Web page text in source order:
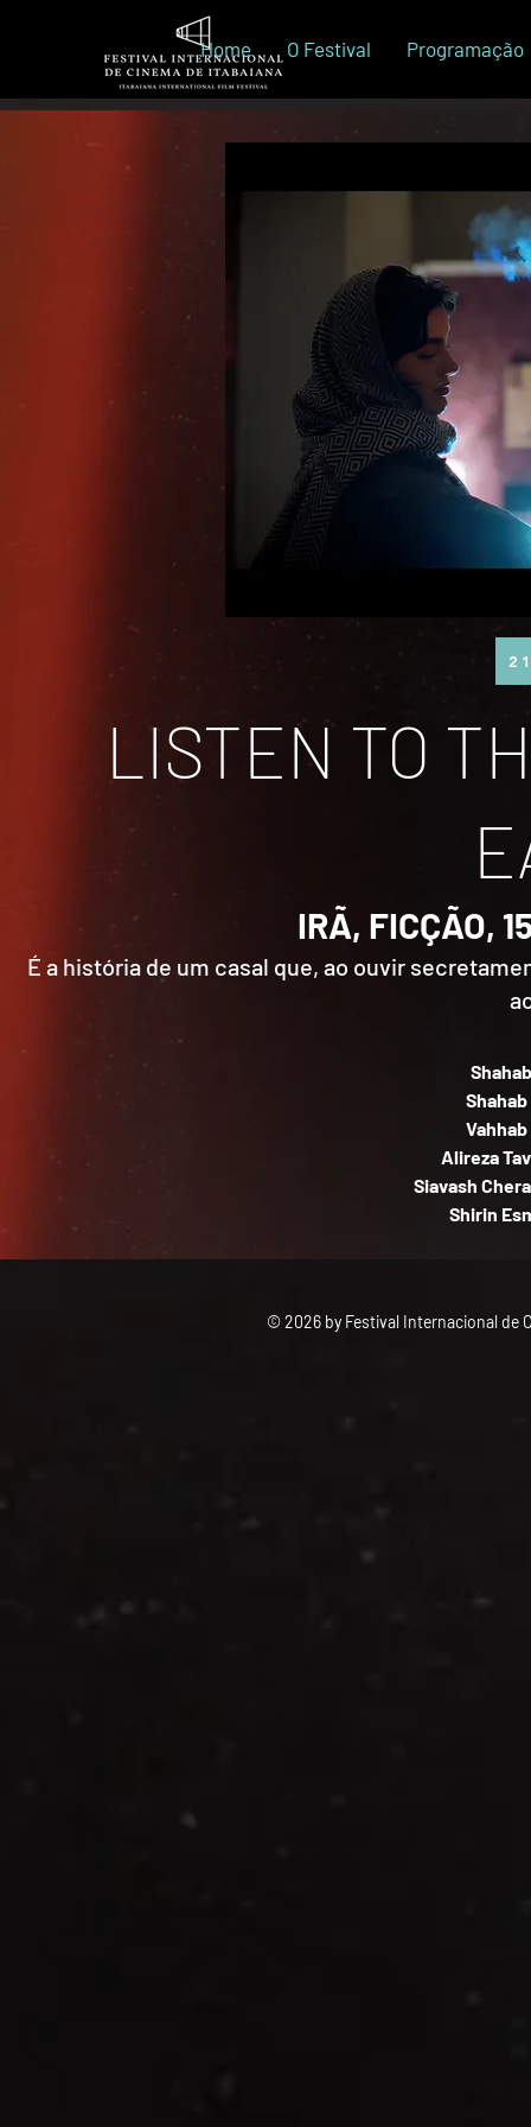
Home O Festival Programação
LISTEN TO
IRÃ, FICÇÃO,
É a história de um casal que, ao ouvir
Alireza
Siavash
Shirin
© 2026 by Festival Internacional de